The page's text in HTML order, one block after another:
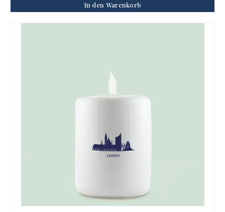
In den Warenkorb